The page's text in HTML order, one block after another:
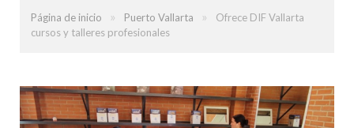
Página de inicio » Puerto Vallarta »
Ofrece DIF Vallarta
cursos y talleres profesionales